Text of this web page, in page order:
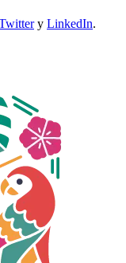
y LinkedIn.